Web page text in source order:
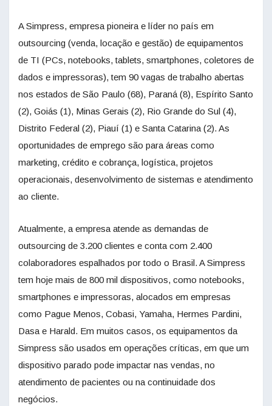
A Simpress, empresa pioneira e líder no país em
outsourcing (venda, locação e gestão) de equipamentos
de TI (PCs, notebooks, tablets, smartphones, coletores de
dados e impressoras), tem 90 vagas de trabalho abertas
nos estados de São Paulo (68), Paraná (8), Espírito Santo
(2), Goiás (1), Minas Gerais (2), Rio Grande do Sul (4),
Distrito Federal (2), Piauí (1) e Santa Catarina (2). As
oportunidades de emprego são para áreas como
marketing, crédito e cobrança, logística, projetos
operacionais, desenvolvimento de sistemas e atendimento
ao cliente.
Atualmente, a empresa atende as demandas de
outsourcing de 3.200 clientes e conta com 2.400
colaboradores espalhados por todo o Brasil. A Simpress
tem hoje mais de 800 mil dispositivos, como notebooks,
smartphones e impressoras, alocados em empresas
como Pague Menos, Cobasi, Yamaha, Hermes Pardini,
Dasa e Harald. Em muitos casos, os equipamentos da
Simpress são usados em operações críticas, em que um
dispositivo parado pode impactar nas vendas, no
atendimento de pacientes ou na continuidade dos
negócios.